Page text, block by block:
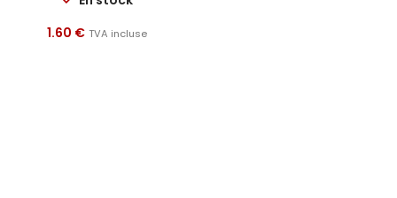
1.60 € TVA incluse